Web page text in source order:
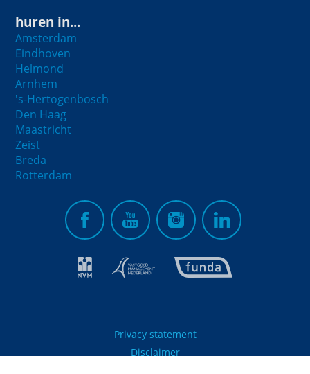
huren in...
Amsterdam
Eindhoven
Helmond
Arnhem
's-Hertogenbosch
Den Haag
Maastricht
Zeist
Breda
Rotterdam
Privacy statement
Disclaimer